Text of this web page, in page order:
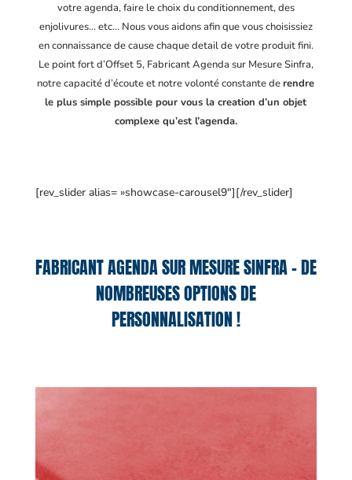
votre agenda, faire le choix du conditionnement, des
enjolivures… etc… Nous vous aidons afin que vous choisissiez
en connaissance de cause chaque detail de votre produit fini.
Le point fort d’Offset 5, Fabricant Agenda sur Mesure Sinfra,
notre capacité d’écoute et notre volonté constante derendre
le plus simple possible pour vous la creation d’un objet
complexe qu’est l’agenda.
[rev_slider alias= »showcase-carousel9″][/rev_slider]
FABRICANT AGENDA SUR MESURE SINFRA – DE
NOMBREUSES OPTIONS DE
PERSONNALISATION !